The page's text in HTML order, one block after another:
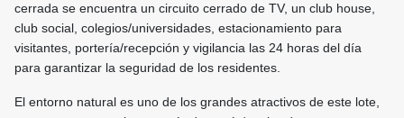
cerrada se encuentra un circuito cerrado de TV, un club house,
club social, colegios/universidades, estacionamiento para
visitantes, portería/recepción y vigilancia las 24 horas del día
para garantizar la seguridad de los residentes.
El entorno natural es uno de los grandes atractivos de este lote,